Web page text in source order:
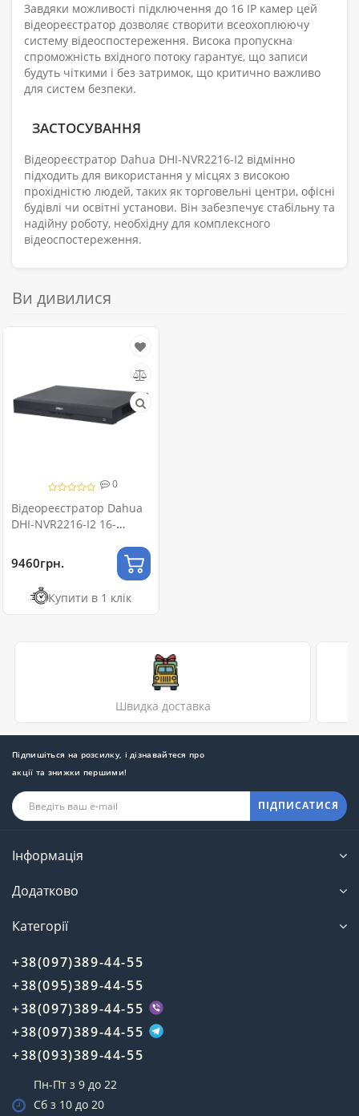
Завдяки можливості підключення до 16 IP камер цей
відеореєстратор дозволяє створити всеохоплюючу
систему відеоспостереження. Висока пропускна
спроможність вхідного потоку гарантує, що записи
будуть чіткими і без затримок, що критично важливо
для систем безпеки.
ЗАСТОСУВАННЯ
Відеореєстратор Dahua DHI-NVR2216-I2 відмінно
підходить для використання у місцях з високою
прохідністю людей, таких як торговельні центри, офісні
будівлі чи освітні установи. Він забезпечує стабільну та
надійну роботу, необхідну для комплексного
відеоспостереження.
Ви дивилися
0
Відеореєстратор Dahua
DHI-NVR2216-I2 16-
WizSense
9460грн.
Купити в 1 клік
Швидка доставка
Підпишіться на розсилку, і дізнавайтеся про
акції та знижки першими!
ПІДПИСАТИСЯ
Інформація
Додатково
Категорії
+38(097)389-44-55
+38(095)389-44-55
+38(097)389-44-55
+38(097)389-44-55
+38(093)389-44-55
Пн-Пт з 9 до 22
Сб з 10 до 20